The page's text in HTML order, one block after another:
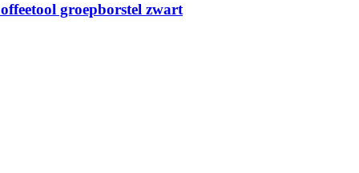
groepborstel zwart